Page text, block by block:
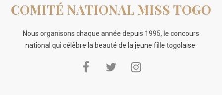
COMITÉ NATIONAL MISS TOGO
Nous organisons chaque année depuis 1995, le concours
national qui célèbre la beauté de la jeune fille togolaise.